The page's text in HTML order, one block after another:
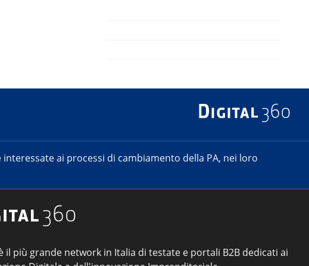
ai processi di cambiamento della PA, nei loro
il più grande network in Italia di testate e portali B2B dedicati ai